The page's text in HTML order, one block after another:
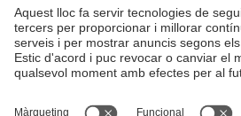
Campus Nord
08034 Barcelona
https://demana.upc.edu/gpaq/